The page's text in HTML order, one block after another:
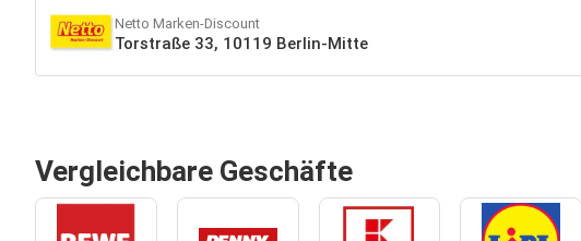
Netto Marken-Discount
Torstraße 33, 10119 Berlin-Mitte
Vergleichbare Geschäfte